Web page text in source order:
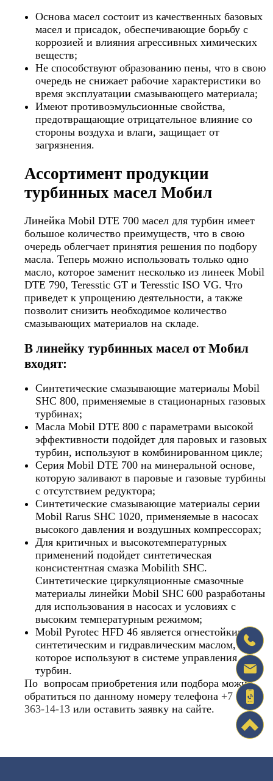
Основа масел состоит из качественных базовых
масел и присадок, обеспечивающие борьбу с
коррозией и влияния агрессивных химических
веществ;
Не способствуют образованию пены, что в свою
очередь не снижает рабочие характеристики во
время эксплуатации смазывающего материала;
Имеют противоэмульсионные свойства,
предотвращающие отрицательное влияние со
стороны воздуха и влаги, защищает от
загрязнения.
Ассортимент продукции
турбинных масел Мобил
Линейка Mobil DTE 700 масел для турбин имеет
большое количество преимуществ, что в свою
очередь облегчает принятия решения по подбору
масла. Теперь можно использовать только одно
масло, которое заменит несколько из линеек Mobil
DTE 790, Teresstic GT и Teresstic ISO VG. Что
приведет к упрощению деятельности, а также
позволит снизить необходимое количество
смазывающих материалов на складе.
В линейку турбинных масел от Мобил
входят:
Синтетические смазывающие материалы Mobil
SHC 800, применяемые в стационарных газовых
турбинах;
Масла Mobil DTE 800 с параметрами высокой
эффективности подойдет для паровых и газовых
турбин, используют в комбинированном цикле;
Серия Mobil DTE 700 на минеральной основе,
которую заливают в паровые и газовые турбины
с отсутствием редуктора;
Синтетические смазывающие материалы серии
Mobil Rarus SHC 1020, применяемые в насосах
высокого давления и воздушных компрессорах;
Для критичных и высокотемпературных
применений подойдет синтетическая
консистентная смазка Mobilith SHC.
Синтетические циркуляционные смазочные
материалы линейки Mobil SHC 600 разработаны
для использования в насосах и условиях с
высоким температурным режимом;
Mobil Pyrotec HFD 46 является огнестойким,
синтетическим и гидравлическим маслом,
которое используют в системе управления
турбин.
По вопросам приобретения или подбора можно
обратиться по данному номеру телефона +7 (495)
363-14-13 или оставить заявку на сайте.